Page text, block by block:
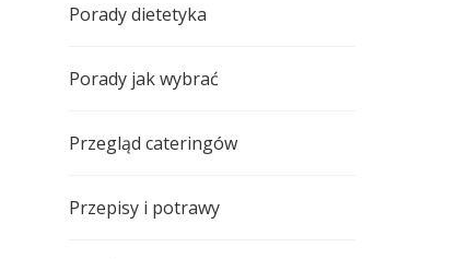
Porady dietetyka
Porady jak wybrać
Przegląd cateringów
Przepisy i potrawy